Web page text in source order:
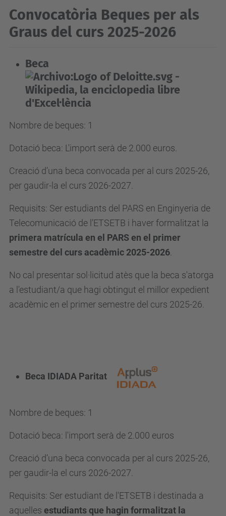
Convocatòria Beques per als
Graus del curs 2025-2026
Beca
d'Excel·lència
Nombre de beques: 1
Dotació beca: L'import serà de 2.000 euros.
Creació d’una beca convocada per al curs 2025-26,
per gaudir-la el curs 2026-2027.
Requisits: Ser estudiants del PARS en Enginyeria de
Telecomunicació de l’ETSETB i haver formalitzat la
primera matrícula en el PARS en el primer
semestre del curs acadèmic 2025-2026
No cal presentar sol·licitud atès que la beca s'atorga
a l'estudiant/a que hagi obtingut el millor expedient
acadèmic en el primer semestre del curs 2025-26.
Beca IDIADA Paritat
Nombre de beques: 1
Dotació beca: l'import serà de 2.000 euros
Creació d’una beca convocada per al curs 2025-26,
per gaudir-la el curs 2026-2027.
Requisits: Ser estudiant de l'ETSETB i destinada a
aquelles estudiants que hagin formalitzat la